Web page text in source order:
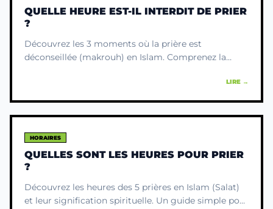
QUELLE HEURE EST-IL INTERDIT DE PRIER
?
Découvrez les 3 moments où la prière est
déconseillée (makrouh) en Islam. Comprenez la
LIRE →
HORAIRES
QUELLES SONT LES HEURES POUR PRIER
?
Découvrez les heures des 5 prières en Islam (Salat)
et leur signification spirituelle. Un guide simple pour